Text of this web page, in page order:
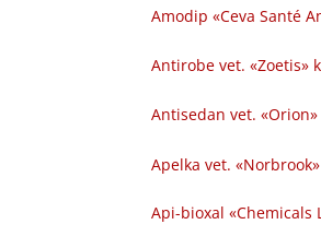
Amodip «Ceva Santé
Antirobe vet. «Zoetis»
Antisedan vet.
Apelka vet.
Api-bioxal